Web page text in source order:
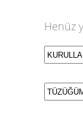
Henüz